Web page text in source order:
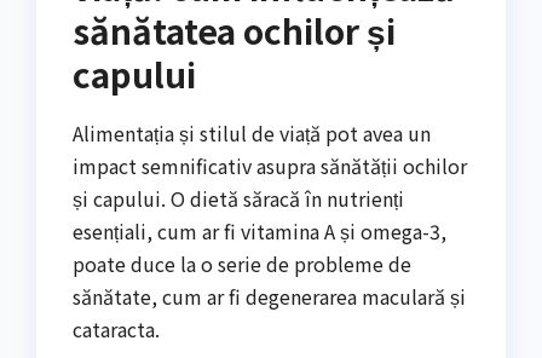
sănătatea ochilor și
capului
Alimentația și stilul de viață pot avea un
impact semnificativ asupra sănătății ochilor
și capului. O dietă săracă în nutrienți
esențiali, cum ar fi vitamina A și omega-3,
poate duce la o serie de probleme de
sănătate, cum ar fi degenerarea maculară și
cataracta.